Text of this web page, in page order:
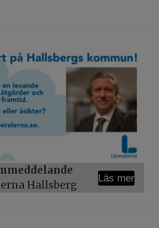
Hallsberg
Läs mer